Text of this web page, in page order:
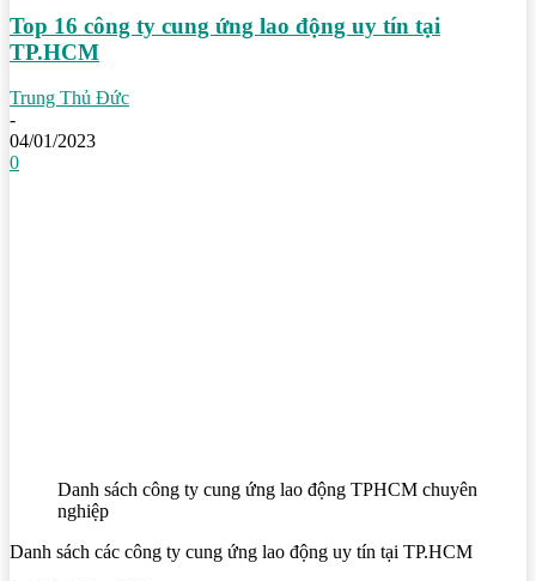
Top 16 công ty cung ứng lao động uy tín tại
TP.HCM
Trung Thủ Đức
-
04/01/2023
0
Danh sách công ty cung ứng lao động TPHCM chuyên
nghiệp
Danh sách các công ty cung ứng lao động uy tín tại TP.HCM